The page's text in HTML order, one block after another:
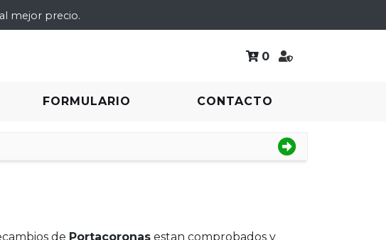
al mejor precio.
0
FORMULARIO CONTACTO
de Portacoronas estan comprobados y